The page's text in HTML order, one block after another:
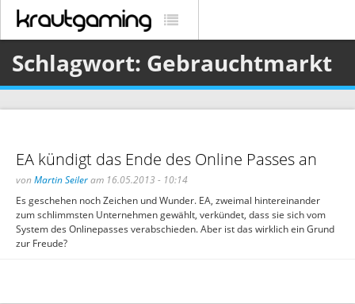
Schlagwort: Gebrauchtmarkt
EA kündigt das Ende des Online Passes an
von Martin Seileram 16.05.2013 - 10:14
Es geschehen noch Zeichen und Wunder. EA, zweimal hintereinander
zum schlimmsten Unternehmen gewählt, verkündet, dass sie sich vom
System des Onlinepasses verabschieden. Aber ist das wirklich ein Grund
zur Freude?